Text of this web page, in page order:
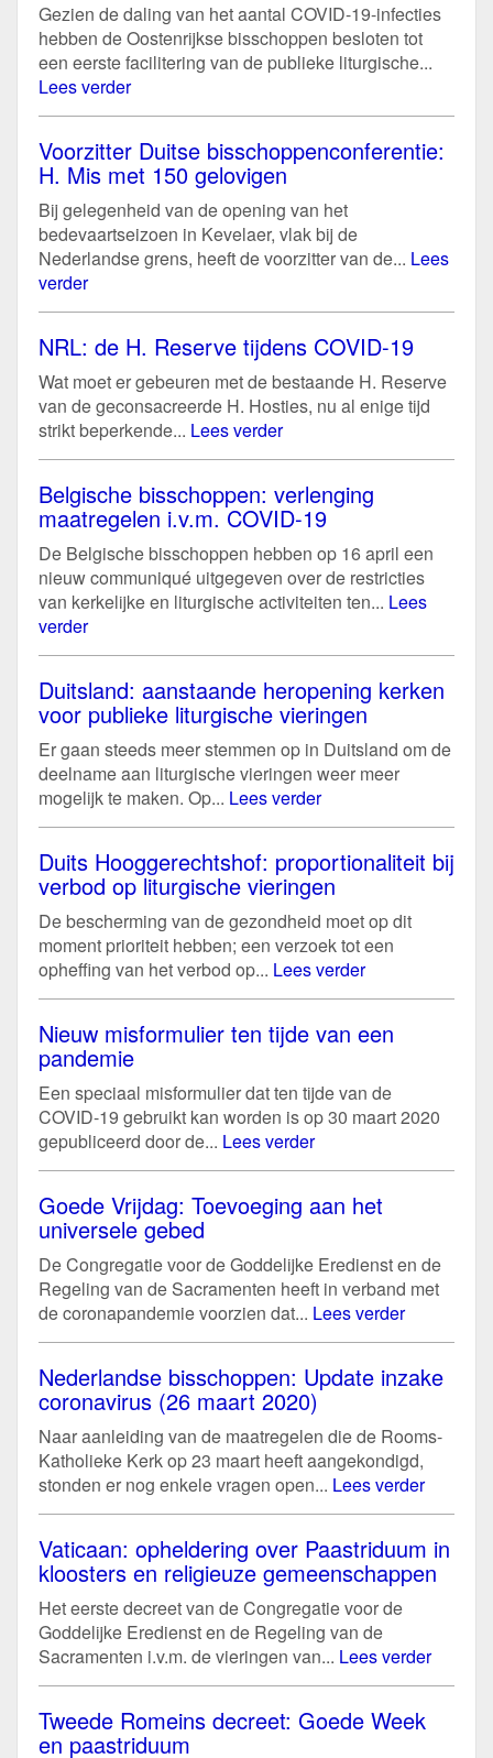
Gezien de daling van het aantal COVID-19-infecties
hebben de Oostenrijkse bisschoppen besloten tot
een eerste facilitering van de publieke liturgische...
Lees verder
Voorzitter Duitse bisschoppenconferentie:
H. Mis met 150 gelovigen
Bij gelegenheid van de opening van het
bedevaartseizoen in Kevelaer, vlak bij de
Nederlandse grens, heeft de voorzitter van de... Lees
verder
NRL: de H. Reserve tijdens COVID-19
Wat moet er gebeuren met de bestaande H. Reserve
van de geconsacreerde H. Hosties, nu al enige tijd
strikt beperkende... Lees verder
Belgische bisschoppen: verlenging
maatregelen i.v.m. COVID-19
De Belgische bisschoppen hebben op 16 april een
nieuw communiqué uitgegeven over de restricties
van kerkelijke en liturgische activiteiten ten... Lees
verder
Duitsland: aanstaande heropening kerken
voor publieke liturgische vieringen
Er gaan steeds meer stemmen op in Duitsland om de
deelname aan liturgische vieringen weer meer
mogelijk te maken. Op... Lees verder
Duits Hooggerechtshof: proportionaliteit bij
verbod op liturgische vieringen
De bescherming van de gezondheid moet op dit
moment prioriteit hebben; een verzoek tot een
opheffing van het verbod op... Lees verder
Nieuw misformulier ten tijde van een
pandemie
Een speciaal misformulier dat ten tijde van de
COVID-19 gebruikt kan worden is op 30 maart 2020
gepubliceerd door de... Lees verder
Goede Vrijdag: Toevoeging aan het
universele gebed
De Congregatie voor de Goddelijke Eredienst en de
Regeling van de Sacramenten heeft in verband met
de coronapandemie voorzien dat... Lees verder
Nederlandse bisschoppen: Update inzake
coronavirus (26 maart 2020)
Naar aanleiding van de maatregelen die de Rooms-
Katholieke Kerk op 23 maart heeft aangekondigd,
stonden er nog enkele vragen open... Lees verder
Vaticaan: opheldering over Paastriduum in
kloosters en religieuze gemeenschappen
Het eerste decreet van de Congregatie voor de
Goddelijke Eredienst en de Regeling van de
Sacramenten i.v.m. de vieringen van... Lees verder
Tweede Romeins decreet: Goede Week
en paastriduum